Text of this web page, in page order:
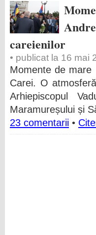
careienilor
• publicat la 16 mai
Momente de
Carei. O
Arhiepiscopul
Maramureșului și
23 comentarii •